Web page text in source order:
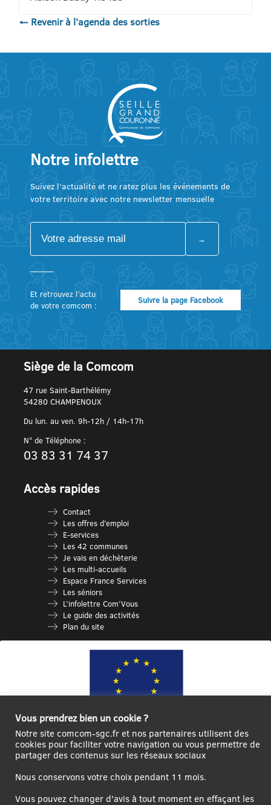
← Revenir à l'agenda des sorties
Notre infolettre
Suivez l’actualité et ne ratez plus les événements de
votre territoire avec notre newsletter mensuelle
Et retrouvez l’actu
de votre comcom :
Suivre la page Facebook
Siège de la Comcom
47 rue Saint-Barthélémy
54280 CHAMPENOUX
Du lun. au ven. 9h-12h / 14h-17h
N° de Téléphone :
03 83 31 74 37
Accès rapides
Contact
Les offres d’emploi
E-services
Les 42 communes
Je vais en déchèterie
Les multi-accueils
Espace France Services
Les séniors
L’infolettre Com’Vous
Le guide des activités
Plan du site
Ce site internet a été cofinancé par l’Union européenne avec le Fonds
Européen de Développement Régional à hauteur de 12 572€
déconnecter
Créer un
utilisateur
Contact
Plan
site
Vous prendrez bien un cookie ?
Notre site comcom-sgc.fr et nos partenaires utilisent des
cookies pour faciliter votre navigation ou vous permettre de
partager des contenus sur les réseaux sociaux
Nous conservons votre choix pendant 11 mois.
Vous pouvez changer d'avis à tout moment en effaçant les